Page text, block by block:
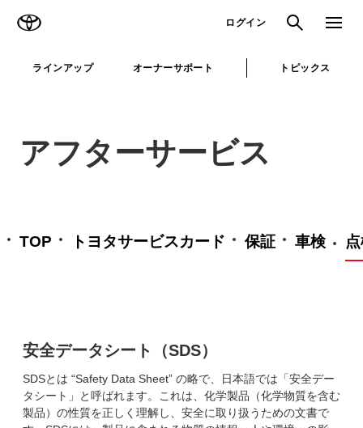
ログイン 検索 メニュ
ラインアップ オーナーサポート トピックス
アフターサービス
TOP トヨタサービスカード 保証 車検
安全データシート（SDS）
SDSとは “Safety Data Sheet” の略で、日本語では「安全デー
タシート」と呼ばれます。これは、化学製品（化学物質を含む
製品）の性質を正しく理解し、安全に取り扱うための文書で